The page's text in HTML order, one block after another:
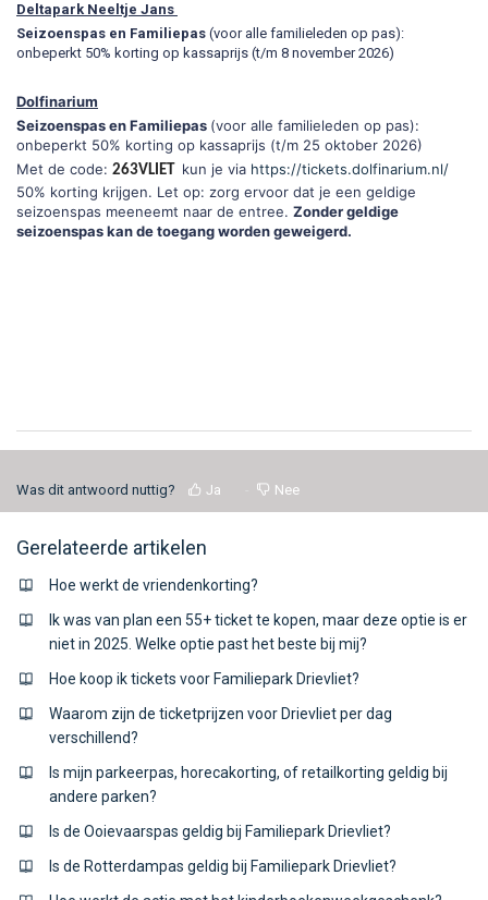
Deltapark Neeltje Jans
Seizoenspas en Familiepas (voor alle familieleden op pas):
onbeperkt 50% korting op kassaprijs (t/m 8 november 2026)
Dolfinarium
Seizoenspas en Familiepas (voor alle familieleden op pas):
onbeperkt 50% korting op kassaprijs (t/m 25 oktober 2026)
Met de code: 263VLIET kun je via https://tickets.dolfinarium.nl/
50% korting krijgen. Let op: zorg ervoor dat je een geldige
seizoenspas meeneemt naar de entree. Zonder geldige
seizoenspas kan de toegang worden geweigerd.
Was dit antwoord nuttig? Ja Nee
Gerelateerde artikelen
Hoe werkt de vriendenkorting?
Ik was van plan een 55+ ticket te kopen, maar deze optie is er
niet in 2025. Welke optie past het beste bij mij?
Hoe koop ik tickets voor Familiepark Drievliet?
Waarom zijn de ticketprijzen voor Drievliet per dag
verschillend?
Is mijn parkeerpas, horecakorting, of retailkorting geldig bij
andere parken?
Is de Ooievaarspas geldig bij Familiepark Drievliet?
Is de Rotterdampas geldig bij Familiepark Drievliet?